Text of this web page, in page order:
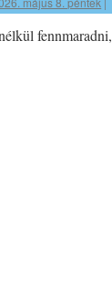
fennmaradni,